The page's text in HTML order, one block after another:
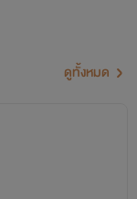
ดูทั้งหมด